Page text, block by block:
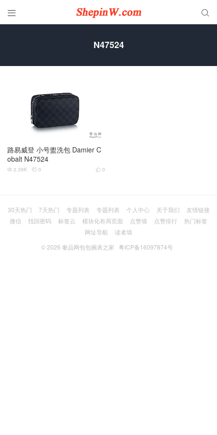
 
N47524
路易威登 小号盥洗包 Damier C
obalt N47524
 0
 2.39K  0
30天热门 7天热门 专题列表 专题列表 个人中心 关于我们
友情链接
微信
找回密码 标签云 模块化布局页面 点赞墙 点赞排行
热门标签
网址导航
读者墙
© 2026 奢品网包包腕表之家 粤ICP备16097874号